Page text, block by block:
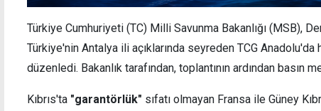
Türkiye Cumhuriyeti (TC) Milli Savunma Bakanlığı (MSB),
Türkiye'nin Antalya ili açıklarında seyreden TCG Anadolu'da
düzenledi. Bakanlık tarafından, toplantının ardından basın
Kıbrıs'ta "garantörlük" sıfatı olmayan Fransa ile Güney